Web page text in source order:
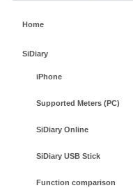
Home
SiDiary
iPhone
Supported Meters (PC)
SiDiary Online
SiDiary USB Stick
Function comparison